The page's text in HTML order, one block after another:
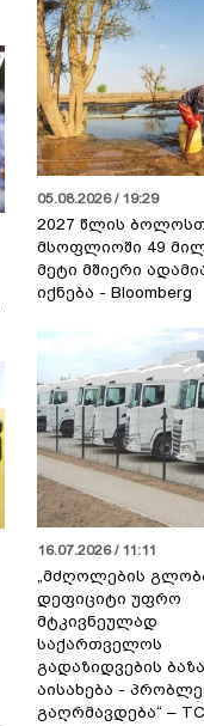
05.08.2026 / 19:29
2027 წლის
მსოფლიოში 49
მეტი მშიერი
იქნება - Bloomberg
16.07.2026 / 11:11
„მძღოლების
დეფიციტი უფრო
მტკივნეულად
საქართველოს
გადაზიდვების
აისახება -
გაღრმავდება“ –